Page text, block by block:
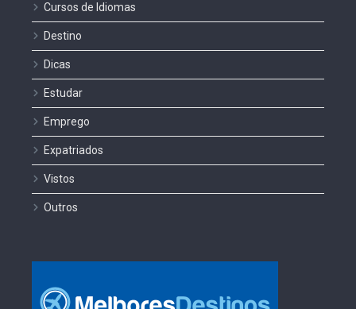
Cursos de Idiomas
Destino
Dicas
Estudar
Emprego
Expatriados
Vistos
Outros